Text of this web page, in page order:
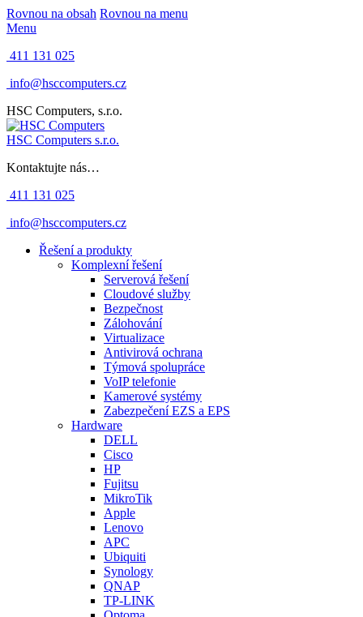
Rovnou na obsah Rovnou na menu
Menu
411 131 025
info@hsccomputers.cz
HSC Computers, s.r.o.
HSC Computers s.r.o.
Kontaktujte nás…
411 131 025
info@hsccomputers.cz
Řešení a produkty
Komplexní řešení
Serverová řešení
Cloudové služby
Bezpečnost
Zálohování
Virtualizace
Antivirová ochrana
Týmová spolupráce
VoIP telefonie
Kamerové systémy
Zabezpečení EZS a EPS
Hardware
DELL
Cisco
HP
Fujitsu
MikroTik
Apple
Lenovo
APC
Ubiquiti
Synology
QNAP
TP-LINK